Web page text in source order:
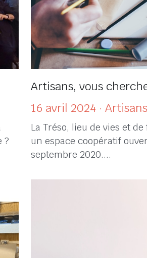
Artisans, vous
16 avril 2024·
un espace coopératif